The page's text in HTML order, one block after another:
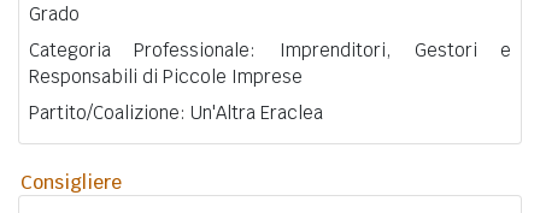
Grado
Categoria Professionale: Imprenditori, Gestori e
Responsabili di Piccole Imprese
Partito/Coalizione: Un'Altra Eraclea
Consigliere